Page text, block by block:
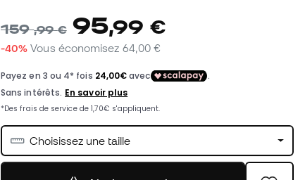
159,99 € 95,99 €
-40% Vous économisez 64,00 €
Choisissez une taille